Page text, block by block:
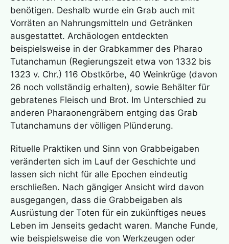
benötigen. Deshalb wurde ein Grab auch mit
Vorräten an Nahrungsmitteln und Getränken
ausgestattet. Archäologen entdeckten
beispielsweise in der Grabkammer des Pharao
Tutanchamun (Regierungszeit etwa von 1332 bis
1323 v. Chr.) 116 Obstkörbe, 40 Weinkrüge (davon
26 noch vollständig erhalten), sowie Behälter für
gebratenes Fleisch und Brot. Im Unterschied zu
anderen Pharaonengräbern entging das Grab
Tutanchamuns der völligen Plünderung.
Rituelle Praktiken und Sinn von Grabbeigaben
veränderten sich im Lauf der Geschichte und
lassen sich nicht für alle Epochen eindeutig
erschließen. Nach gängiger Ansicht wird davon
ausgegangen, dass die Grabbeigaben als
Ausrüstung der Toten für ein zukünftiges neues
Leben im Jenseits gedacht waren. Manche Funde,
wie beispielsweise die von Werkzeugen oder